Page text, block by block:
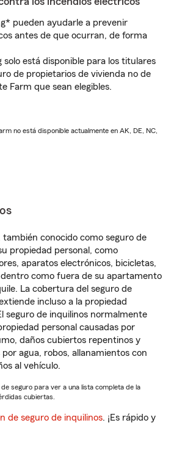
pueden ayudarle a prevenir
antes de que ocurran, de forma
solo está disponible para los titulares
de propietarios de vivienda no de
Farm que sean elegibles.
no está disponible actualmente en AK, DE, NC,
también conocido como seguro de
propiedad personal, como
aparatos electrónicos, bicicletas,
como fuera de su apartamento
La cobertura del seguro de
incluso a la propiedad
seguro de inquilinos normalmente
personal causadas por
daños cubiertos repentinos y
agua, robos, allanamientos con
al vehículo.
seguro para ver a una lista completa de la
cubiertas.
de seguro de inquilinos. ¡Es rápido y